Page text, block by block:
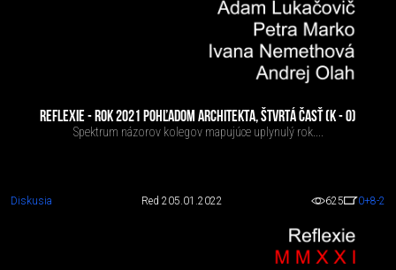
REFLEXIE - ROK 2021 POHĽADOM ARCHITEKTA, ŠTVRTÁ ČASŤ (K - O)
Spektrum názorov kolegov mapujúce uplynulý rok....
Diskusia Red 205.01.2022 625 0+8-2